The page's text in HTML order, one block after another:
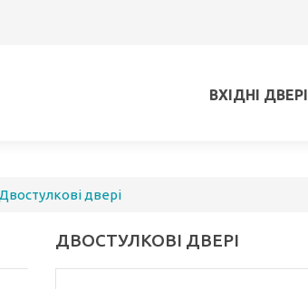
ВХІДНІ ДВЕРІ
Двостулкові двері
ДВОСТУЛКОВІ ДВЕРІ